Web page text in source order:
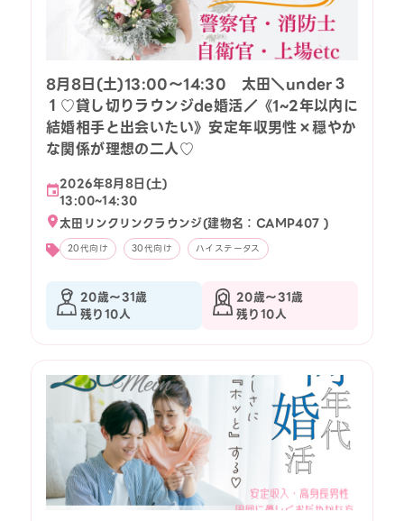
8月8日(土)13:00〜14:30 太田＼under３
１♡貸し切りラウンジde婚活／《1~2年以内に
結婚相手と出会いたい》安定年収男性×穏やか
な関係が理想の二人♡
2026年8月8日(土)
13:00~14:30
太田リンクリンクラウンジ(建物名：CAMP407 )
20代向け 30代向け ハイステータス
20歳〜31歳
残り10人
20歳〜31歳
残り10人